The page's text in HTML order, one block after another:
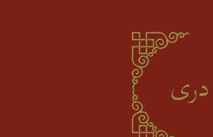
کور پاڼه
سپیڅلی کتاب په دري ژبه
د مبایل اپلېکېشنونو